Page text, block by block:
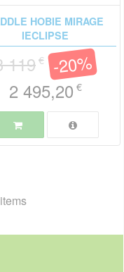
HOBIE MIRAGE
IECLIPSE
119€ -20%
2 495,20 €